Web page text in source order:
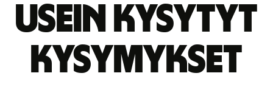
Usein kysytyt
kysymykset